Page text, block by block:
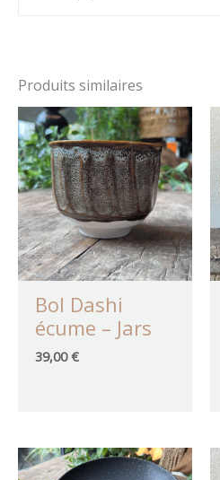
Soyez le premier
votre avis sur
céladon”
Vous devez être
un avis.
Produits similaires
Bol Dashi
écume – Jars
39,00€